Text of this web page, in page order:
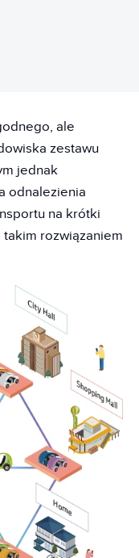
ale
zestawu
jednak
odnalezienia
na krótki
takim rozwiązaniem